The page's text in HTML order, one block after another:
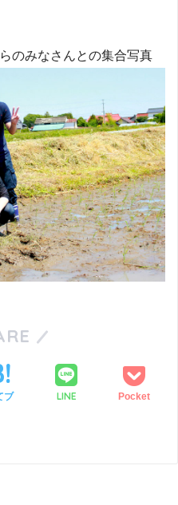
のみなさんとの集合写真
ブ LINE Pocket